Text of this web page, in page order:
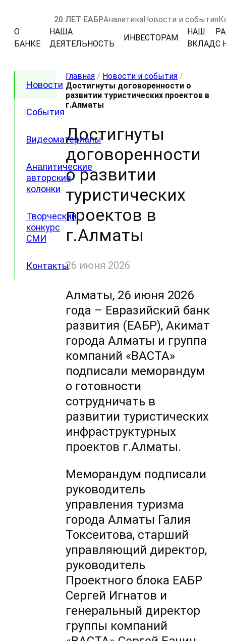
20 ЛЕТ ЕАБРАналитикаНовости и события
О
БАНКЕ
НАША
ДЕЯТЕЛЬНОСТЬ
ИНВЕСТОРАМ
НАШ
ВКЛАДС
Новости
События
Видеоматериалы
Аналитические
авторские
колонки
Творческий
конкурс
СМИ
Контакты
Главная / Новости и события /
Достигнуты договоренности о
развитии туристических проектов в
г.Алматы
Достигнуты
договоренности
о развитии
туристических
проектов в
г.Алматы
26 июня 2026
Алматы, 26 июня 2026
года – Евразийский банк
развития (ЕАБР), Акимат
города Алматы и группа
компаний «ВАСТА»
подписали меморандум
о готовности
сотрудничать в
развитии туристических
инфраструктурных
проектов г.Алматы.
Меморандум подписали
руководитель
управления туризма
города Алматы Галия
Токсеитова, старший
управляющий директор,
руководитель
Проектного блока ЕАБР
Сергей Игнатов и
генеральный директор
группы компаний